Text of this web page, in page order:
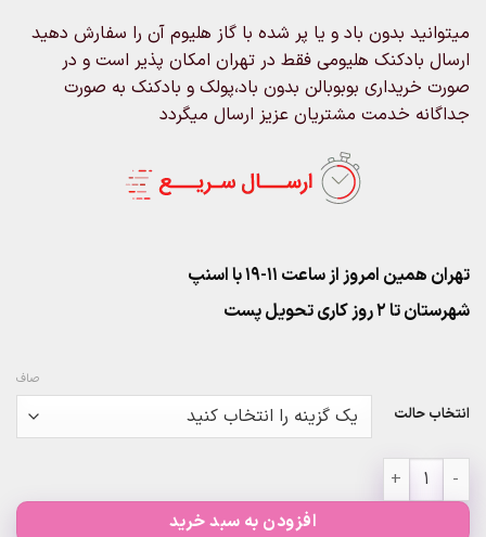
through
۹۰۰,۰۰۰تومان
میتوانید بدون باد و یا پر شده با گاز هلیوم آن را سفارش دهید
ارسال بادکنک هلیومی فقط در تهران امکان پذیر است و در
صورت خریداری بوبوبالن بدون باد،پولک و بادکنک به صورت
جداگانه خدمت مشتریان عزیز ارسال میگردد
تهران همین امروز از ساعت ۱۱-۱۹ با اسنپ
شهرستان تا 2 روز کاری تحویل پست
انتخاب حالت
صاف
بوبو بالن پولکی آبی عدد
افزودن به سبد خرید